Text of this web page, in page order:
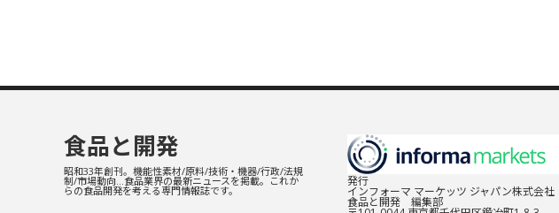
発行
インフォーマ マーケッツ ジャパン株式会社
食品と開発 編集部
食品と開発
昭和33年創刊。機能性素材/原料/技術・機器/行政/法規
制/市場動向…食品業界の最新ニュースを掲載。これか
らの食品開発を考える専門情報誌です。